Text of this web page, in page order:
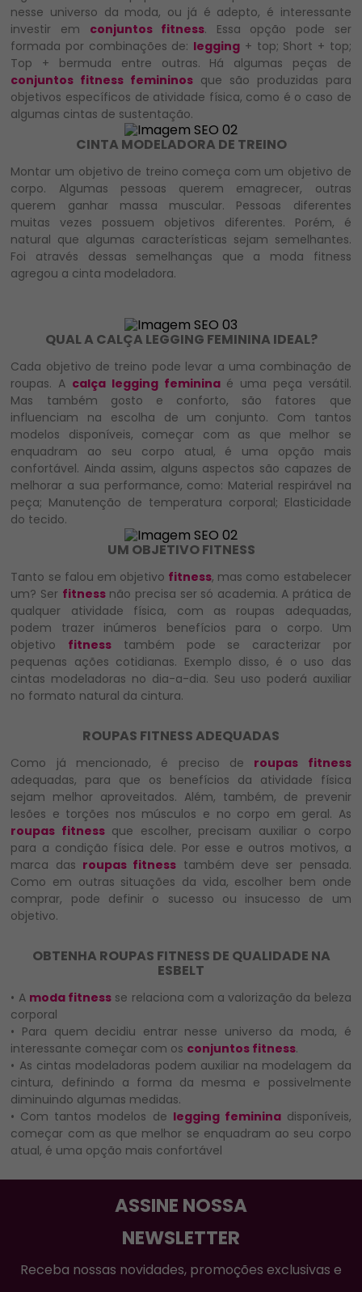
nesse universo da moda, ou já é adepto, é interessante
investir em conjuntos fitness. Essa opção pode ser
formada por combinações de: legging + top; Short + top;
Top + bermuda entre outras. Há algumas peças de
conjuntos fitness femininos que são produzidas para
objetivos específicos de atividade física, como é o caso de
algumas cintas de sustentação.
CINTA MODELADORA DE TREINO
Montar um objetivo de treino começa com um objetivo de
corpo. Algumas pessoas querem emagrecer, outras
querem ganhar massa muscular. Pessoas diferentes
muitas vezes possuem objetivos diferentes. Porém, é
natural que algumas características sejam semelhantes.
Foi através dessas semelhanças que a moda fitness
agregou a cinta modeladora.
QUAL A CALÇA LEGGING FEMININA IDEAL?
Cada objetivo de treino pode levar a uma combinação de
roupas. A calça legging femininaé uma peça versátil.
Mas também gosto e conforto, são fatores que
influenciam na escolha de um conjunto. Com tantos
modelos disponíveis, começar com as que melhor se
enquadram ao seu corpo atual, é uma opção mais
confortável. Ainda assim, alguns aspectos são capazes de
melhorar a sua performance, como: Material respirável na
peça; Manutenção de temperatura corporal; Elasticidade
do tecido.
UM OBJETIVO FITNESS
Tanto se falou em objetivo fitness, mas como estabelecer
um? Ser fitnessnão precisa ser só academia. A prática de
qualquer atividade física, com as roupas adequadas,
podem trazer inúmeros benefícios para o corpo. Um
objetivo fitness também pode se caracterizar por
pequenas ações cotidianas. Exemplo disso, é o uso das
cintas modeladoras no dia-a-dia. Seu uso poderá auxiliar
no formato natural da cintura.
ROUPAS FITNESS ADEQUADAS
Como já mencionado, é preciso de roupas fitness
adequadas, para que os benefícios da atividade física
sejam melhor aproveitados. Além, também, de prevenir
lesões e torções nos músculos e no corpo em geral. As
roupas fitnessque escolher, precisam auxiliar o corpo
para a condição física dele. Por esse e outros motivos, a
marca das roupas fitness também deve ser pensada.
Como em outras situações da vida, escolher bem onde
comprar, pode definir o sucesso ou insucesso de um
objetivo.
OBTENHA ROUPAS FITNESS DE QUALIDADE NA
ESBELT
• A moda fitness se relaciona com a valorização da beleza
corporal
• Para quem decidiu entrar nesse universo da moda, é
interessante começar com os conjuntos fitness.
• As cintas modeladoras podem auxiliar na modelagem da
cintura, definindo a forma da mesma e possivelmente
diminuindo algumas medidas.
• Com tantos modelos de legging femininadisponíveis,
começar com as que melhor se enquadram ao seu corpo
atual, é uma opção mais confortável
ASSINE NOSSA
NEWSLETTER
Receba nossas novidades, promoções exclusivas e